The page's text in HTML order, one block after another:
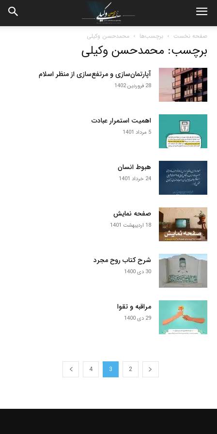
صفحه نخست برچسب‌ها محمدحسن وکیلی
برچسب: محمدحسن وکیلی
آپارتمان‌سازی و مرتفع‌سازی از منظر اسلام
28 فروردین 1402
اهمیت استمرار عبادت
5 مرداد 1401
هبوط انسان
24 خرداد 1401
صفحه نمایش
18 اردیبهشت 1401
شرح کتاب روح مجرد
30 دی 1400
مراقبه و تقوا
29 دی 1400
2
3
4